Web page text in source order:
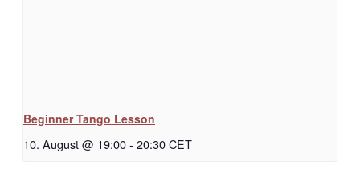
Beginner Tango Lesson
10. August @ 19:00- 20:30CET